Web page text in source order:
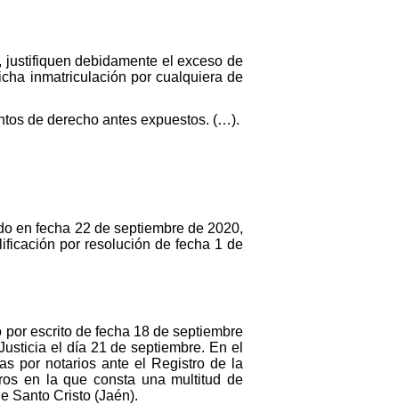
debidamente el exceso de
inmatriculación por cualquiera de
de derecho antes expuestos. (…).
en fecha 22 de septiembre de 2020,
por resolución de fecha 1 de
escrito de fecha 18 de septiembre
el día 21 de septiembre. En el
por notarios ante el Registro de la
en la que consta una multitud de
Santo Cristo (Jaén).